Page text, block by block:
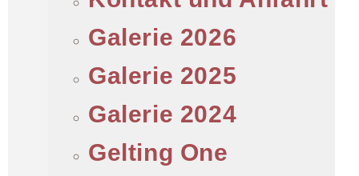
Galerie 2026
Galerie 2025
Galerie 2024
Gelting One